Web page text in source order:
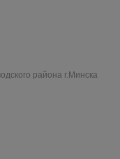
района г.Минска